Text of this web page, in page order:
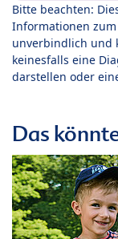
Bitte beachten:
Informationen
unverbindlich und
keinesfalls eine
darstellen oder
Das